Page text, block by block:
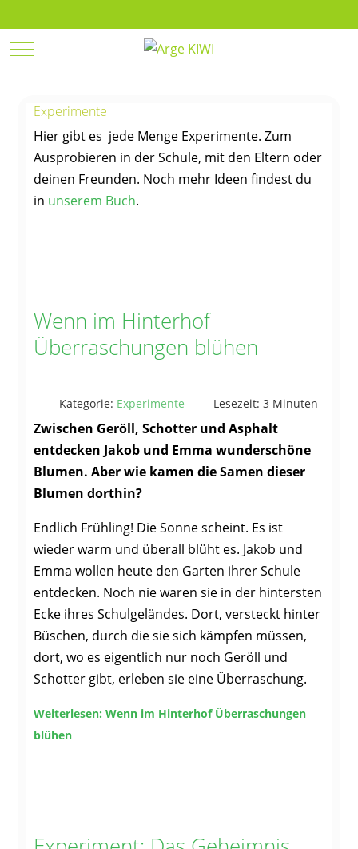
Mobile Menu Toggle
Experimente
Hier gibt es jede Menge Experimente. Zum
Ausprobieren in der Schule, mit den Eltern oder
deinen Freunden. Noch mehr Ideen findest du
in unserem Buch.
Wenn im Hinterhof
Überraschungen blühen
Kategorie: Experimente Lesezeit: 3 Minuten
Zwischen Geröll, Schotter und Asphalt
entdecken Jakob und Emma wunderschöne
Blumen. Aber wie kamen die Samen dieser
Blumen dorthin?
Endlich Frühling! Die Sonne scheint. Es ist
wieder warm und überall blüht es. Jakob und
Emma wollen heute den Garten ihrer Schule
entdecken. Noch nie waren sie in der hintersten
Ecke ihres Schulgeländes. Dort, versteckt hinter
Büschen, durch die sie sich kämpfen müssen,
dort, wo es eigentlich nur noch Geröll und
Schotter gibt, erleben sie eine Überraschung.
Weiterlesen: Wenn im Hinterhof Überraschungen
blühen